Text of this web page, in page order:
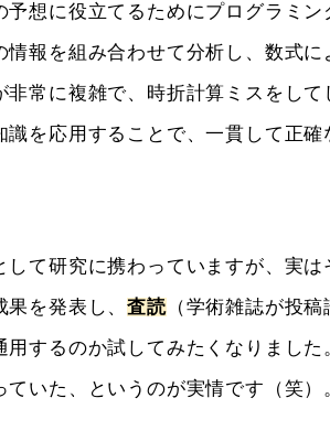
予想に役立てるためにプログラミ
報を組み合わせて分析し、数式
非常に複雑で、時折計算ミスをし
識を応用することで、一貫して正
て研究に携わっていますが、実
果を発表し、査読（学術雑誌が投稿
するのか試してみたくなりまし
ていた、というのが実情です（笑